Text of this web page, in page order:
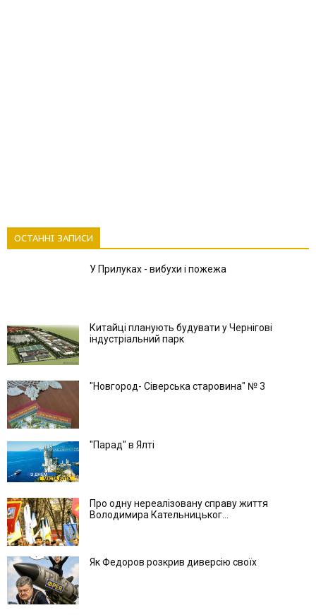
ОСТАННІ ЗАПИСИ
У Прилуках - вибухи і пожежа
Китайці планують будувати у Чернігові
індустріальний парк
"Новгород- Сіверська старовина" № 3
"Парад" в Ялті
Про одну нереалізовану справу життя
Володимира Кательницьког...
Як Федоров розкрив диверсію своїх